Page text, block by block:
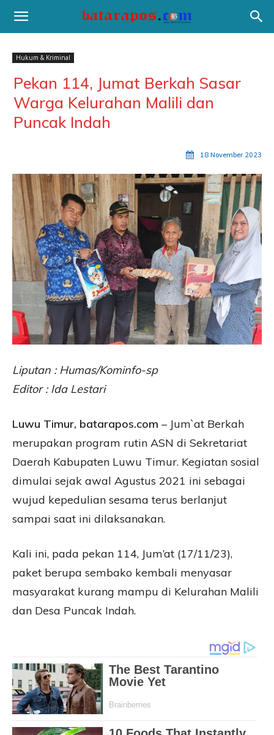
Hukum & Kriminal
Pekan 114, Jumat Berkah Sasar
Warga Kelurahan Malili dan
Puncak Indah
18 November 2023
Liputan : Humas/Kominfo-sp
Editor : Ida Lestari
Luwu Timur, batarapos.com – Jum`at Berkah
merupakan program rutin ASN di Sekretariat
Daerah Kabupaten Luwu Timur. Kegiatan sosial
dimulai sejak awal Agustus 2021 ini sebagai
wujud kepedulian sesama terus berlanjut
sampai saat ini dilaksanakan.
Kali ini, pada pekan 114, Jum’at (17/11/23),
paket berupa sembako kembali menyasar
masyarakat kurang mampu di Kelurahan Malili
dan Desa Puncak Indah.